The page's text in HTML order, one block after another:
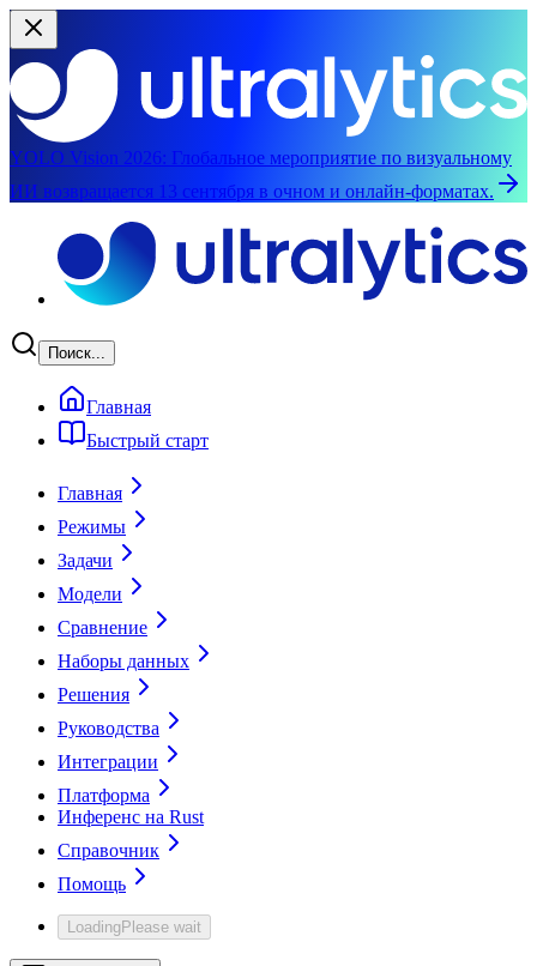
YOLO Vision 2026: Глобальное мероприятие по визуальному
ИИ возвращается 13 сентября в очном и онлайн-форматах.
Поиск...
Главная
Быстрый старт
Главная
Режимы
Задачи
Модели
Сравнение
Наборы данных
Решения
Руководства
Интеграции
Платформа
Инференс на Rust
Справочник
Помощь
LoadingPlease wait